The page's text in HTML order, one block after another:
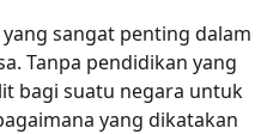
sangat penting dalam
Tanpa pendidikan yang
bagi suatu negara untuk
yang dikatakan